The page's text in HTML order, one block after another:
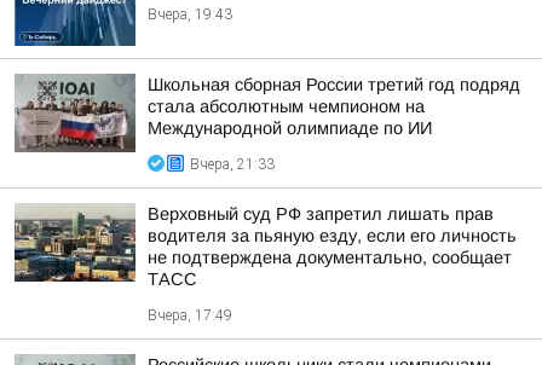
Вчера, 19:43
Школьная сборная России третий год подряд
стала абсолютным чемпионом на
Международной олимпиаде по ИИ
Вчера, 21:33
Верховный суд РФ запретил лишать прав
водителя за пьяную езду, если его личность
не подтверждена документально, сообщает
ТАСС
Вчера, 17:49